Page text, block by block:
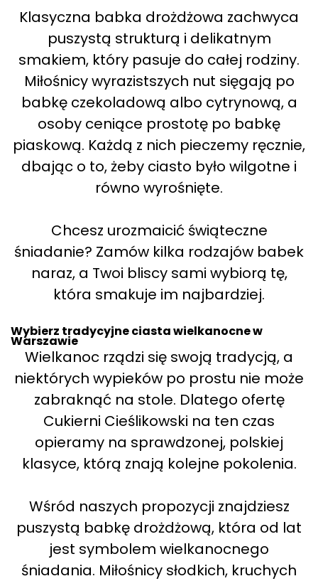
Klasyczna babka drożdżowa zachwyca
puszystą strukturą i delikatnym
smakiem, który pasuje do całej rodziny.
Miłośnicy wyrazistszych nut sięgają po
babkę czekoladową albo cytrynową, a
osoby ceniące prostotę po babkę
piaskową. Każdą z nich pieczemy ręcznie,
dbając o to, żeby ciasto było wilgotne i
równo wyrośnięte.
Chcesz urozmaicić świąteczne
śniadanie? Zamów kilka rodzajów babek
naraz, a Twoi bliscy sami wybiorą tę,
która smakuje im najbardziej.
Wybierz tradycyjne ciasta wielkanocne w
Warszawie
Wielkanoc rządzi się swoją tradycją, a
niektórych wypieków po prostu nie może
zabraknąć na stole. Dlatego ofertę
Cukierni Cieślikowski na ten czas
opieramy na sprawdzonej, polskiej
klasyce, którą znają kolejne pokolenia.
Wśród naszych propozycji znajdziesz
puszystą babkę drożdżową, która od lat
jest symbolem wielkanocnego
śniadania. Miłośnicy słodkich, kruchych